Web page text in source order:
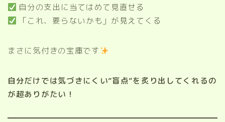
自分の支出に当てはめて見直せる
「これ、要らないかも」が見えてくる
まさに気付きの宝庫です
自分だけでは気づきにくい”盲点”を炙り出してくれるの
が超ありがたい！